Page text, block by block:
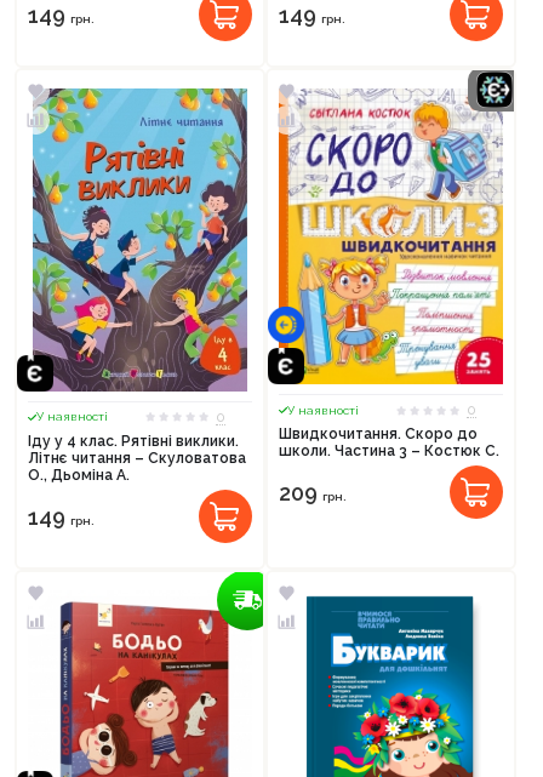
149 грн. 149 грн.
У наявності
0
Іду у 4 клас. Рятівні виклики.
Літнє читання – Скуловатова
О., Дьоміна А.
149 грн.
У наявності
0
Швидкочитання. Скоро до
школи. Частина 3 – Костюк C.
209 грн.